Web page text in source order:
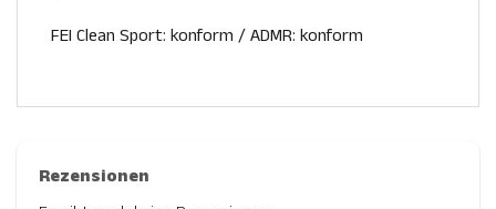
FEI Clean Sport: konform / ADMR: konform
Rezensionen